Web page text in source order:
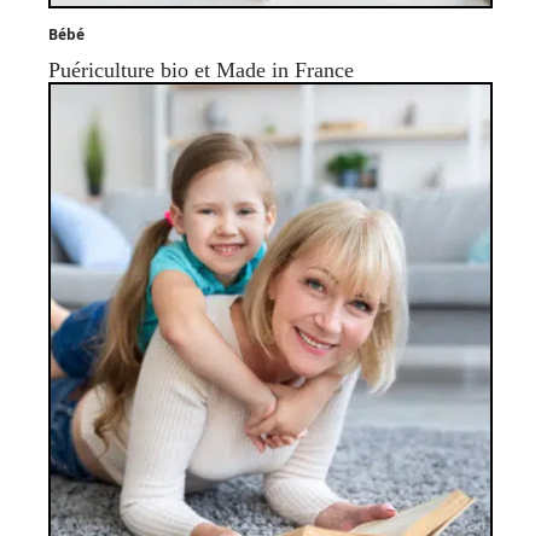
Bébé
Puériculture bio et Made in France